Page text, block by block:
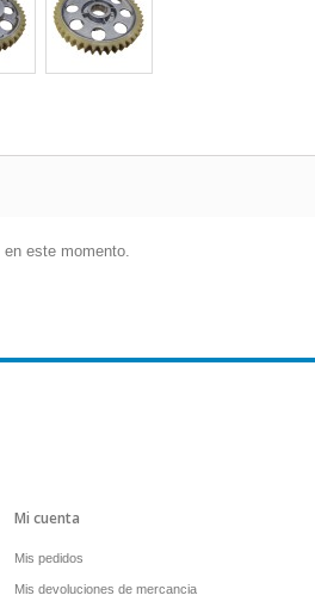
este momento.
Mi cuenta
Mis pedidos
Mis devoluciones de mercancia